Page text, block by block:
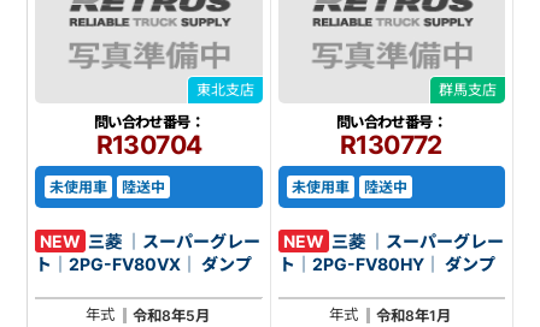
東北支店
問い合わせ番号：
R130704
未使用車 陸送中
NEW 三菱 ｜スーパーグレー
ト｜2PG-FV80VX｜ ダンプ
年式
令和8年5月
群馬支店
問い合わせ番号：
R130772
未使用車 陸送中
NEW 三菱 ｜スーパーグレー
ト｜2PG-FV80HY｜ ダンプ
年式
令和8年1月